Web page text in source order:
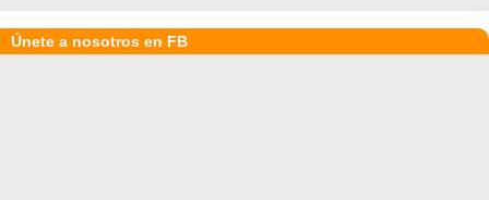
Únete a nosotros en FB